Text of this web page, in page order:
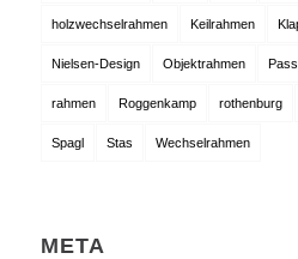
holzwechselrahmen Keilrahmen
Nielsen-Design Objektrahmen
rahmen Roggenkamp rothenburg
Spagl Stas Wechselrahmen
META